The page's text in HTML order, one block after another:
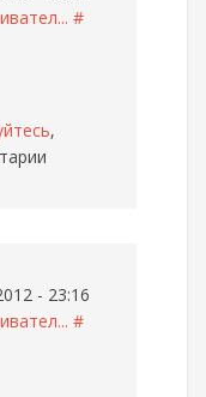
#
,
- 23:16
#